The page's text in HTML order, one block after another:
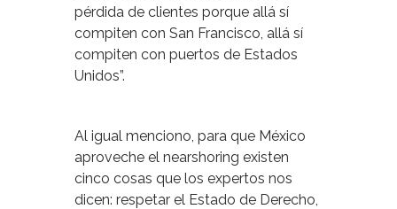
pérdida de clientes porque allá sí
compiten con San Francisco, allá sí
compiten con puertos de Estados
Unidos”.
Al igual menciono, para que México
aproveche el nearshoring existen
cinco cosas que los expertos nos
dicen: respetar el Estado de Derecho,